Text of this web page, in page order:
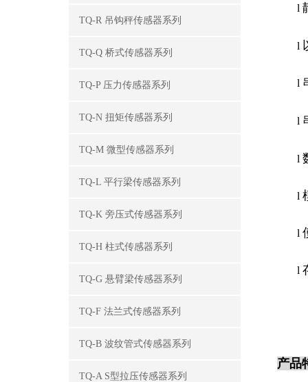
TQ-R 吊钩秤传感器系列
TQ-Q 桥式传感器系列
TQ-P 压力传感器系列
TQ-N 扭矩传感器系列
TQ-M 微型传感器系列
TQ-L 平行梁传感器系列
TQ-K 旁压式传感器系列
TQ-H 柱式传感器系列
TQ-G 悬臂梁传感器系列
TQ-F 法兰式传感器系列
TQ-B 波纹管式传感器系列
TQ-A S型拉压传感器系列
l
l
l
l
l
l
l
l
产品